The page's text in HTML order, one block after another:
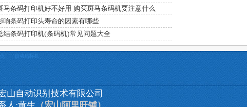
马条码打印机好不好用 购买斑马条码机要注意什么
响条码打印头寿命的因素有哪些
结条码打印机(条码机)常见问题大全
自动贴标机
山自动识别技术有限公司
人:黄生
（宏山阿里旺铺）